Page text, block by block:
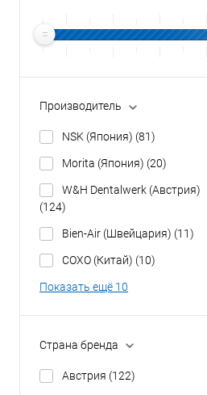
Производитель
NSK (Япония) (81)
Morita (Япония) (20)
W&H Dentalwerk (Австрия)
(124)
Bien-Air (Швейцария) (11)
COXO (Китай) (10)
Показать ещё 10
Страна бренда
Австрия (122)